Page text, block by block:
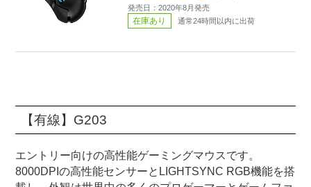
発売日：2020年8月発売
在庫あり 通常24時間以内に出荷
【有線】G203
エントリー向けの高性能ゲーミングマウスです。
8000DPIの高性能センサーとLIGHTSYNC RGB機能を搭